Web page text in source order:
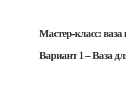
Мастер-класс:
Вариант 1 – Ваза